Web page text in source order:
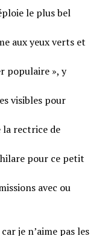
le plus bel
aux yeux verts et
populaire », y
visibles pour
la rectrice de
pour ce petit
avec ou
je n’aime pas les